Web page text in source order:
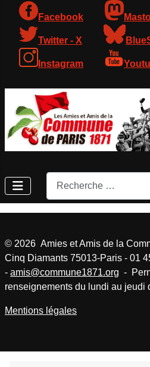
Facebook
Twitter - X
Instagram
Rechercher
© 2026 Amies et Amis de la
Cinq Diamants 75013-Paris - 01
- amis@commune1871.org -
renseignements du lundi au jeudi
Mentions légales